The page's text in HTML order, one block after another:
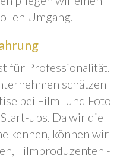
Umgang.
für Professionalität.
schätzen
bei Film- und Foto-
ups. Da wir die
kennen, können wir
Filmproduzenten -